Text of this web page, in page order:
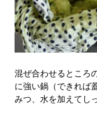
混ぜ合わせるところ
に強い鍋（できれば
みつ、水を加えてし